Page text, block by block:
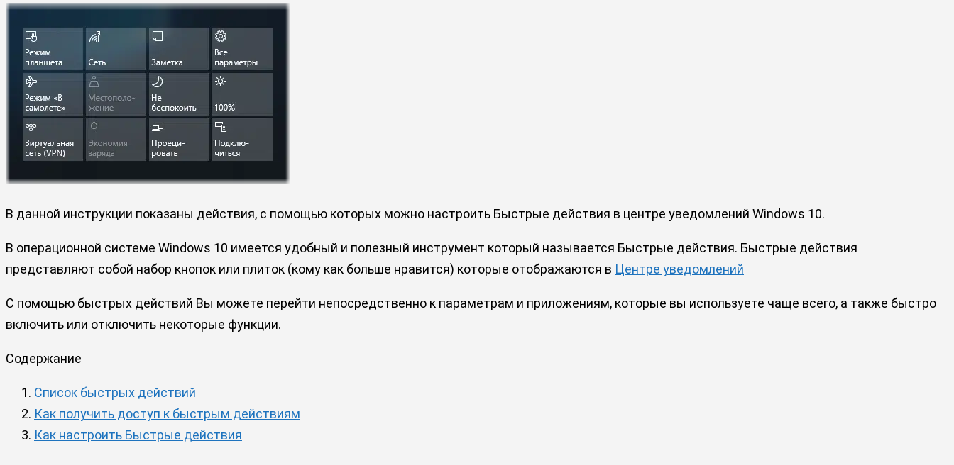
В данной инструкции показаны действия, с помощью которых можно настроить Быстрые действия в центре уведомлений Windows 10.
В операционной системе Windows 10 имеется удобный и полезный инструмент который называется Быстрые действия. Быстрые действия
представляют собой набор кнопок или плиток (кому как больше нравится) которые отображаются в Центре уведомлений
С помощью быстрых действий Вы можете перейти непосредственно к параметрам и приложениям, которые вы используете чаще всего, а также быстро
включить или отключить некоторые функции.
Содержание
Список быстрых действий
Как получить доступ к быстрым действиям
Как настроить Быстрые действия